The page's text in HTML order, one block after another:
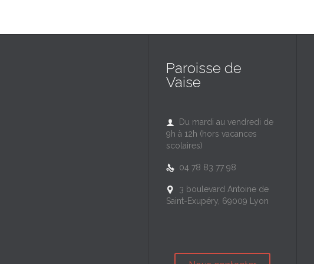
Paroisse de
Vaise

Du mardi au vendredi de
9h à 12h (hors vacances
scolaires)
 04 78 83 77 98

3 boulevard Antoine de
Saint-Exupéry, 69009 Lyon